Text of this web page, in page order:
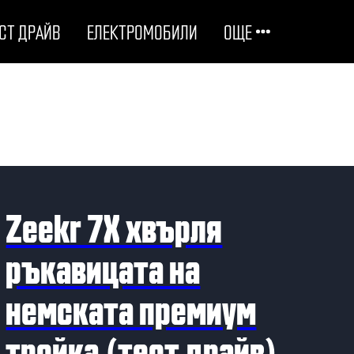
ОЩЕ
ДРАЙВ ЕЛЕКТРОМОБИЛИ
ЛЮБОПИТНО
МОТОРИ
Zeekr 7X хвърля
ръкавицата на
немската премиум